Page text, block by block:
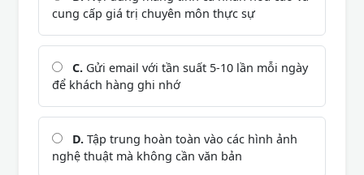
cung cấp giá trị chuyên môn thực sự
C. Gửi email với tần suất 5-10 lần mỗi ngày
để khách hàng ghi nhớ
D. Tập trung hoàn toàn vào các hình ảnh
nghệ thuật mà không cần văn bản